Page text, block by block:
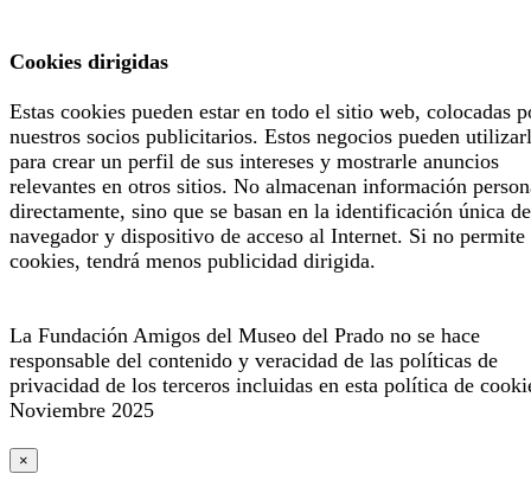
Cookies dirigidas
Estas cookies pueden estar en todo el sitio web, colocadas
nuestros socios publicitarios. Estos negocios pueden
para crear un perfil de sus intereses y mostrarle anuncios
relevantes en otros sitios. No almacenan información
directamente, sino que se basan en la identificación única
navegador y dispositivo de acceso al Internet. Si no permite
cookies, tendrá menos publicidad dirigida.
La Fundación Amigos del Museo del Prado no se hace
responsable del contenido y veracidad de las políticas de
privacidad de los terceros incluidas en esta política de
Noviembre 2025
×